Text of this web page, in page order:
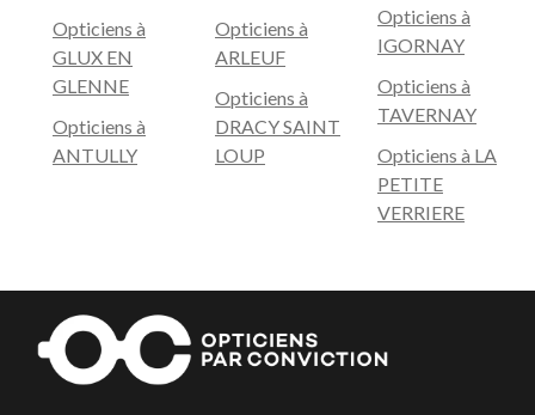
Opticiens à
GLUX EN
GLENNE
Opticiens à
ANTULLY
Opticiens à
ARLEUF
Opticiens à
DRACY SAINT
LOUP
Opticiens à
IGORNAY
Opticiens à
TAVERNAY
Opticiens à LA
PETITE
VERRIERE